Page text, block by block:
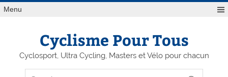
Menu
Cyclisme Pour Tous
Cyclosport, Ultra Cycling, Masters et Vélo pour chacun